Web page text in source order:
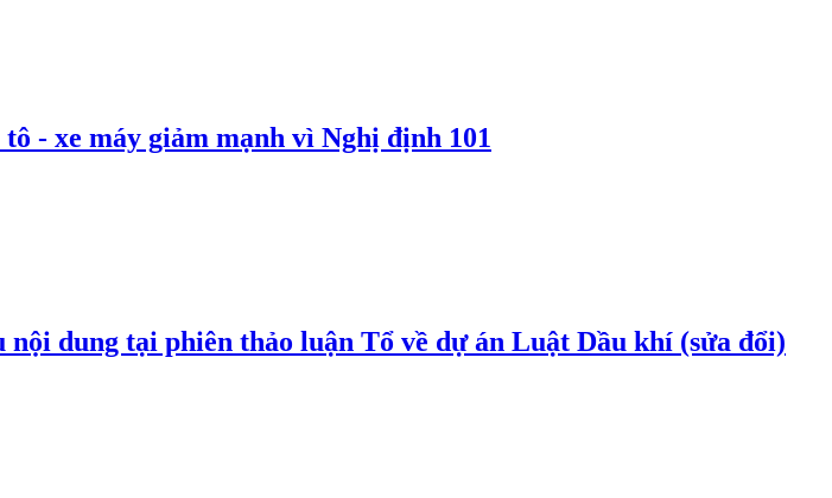
- xe máy giảm mạnh vì Nghị định 101
dung tại phiên thảo luận Tổ về dự án Luật Dầu khí (sửa đổi)